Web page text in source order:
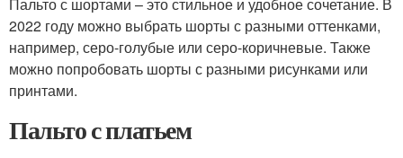
2022 году можно выбрать шорты с разными оттенками,
например, серо-голубые или серо-коричневые. Также
можно попробовать шорты с разными рисунками или
принтами.
Пальто с платьем